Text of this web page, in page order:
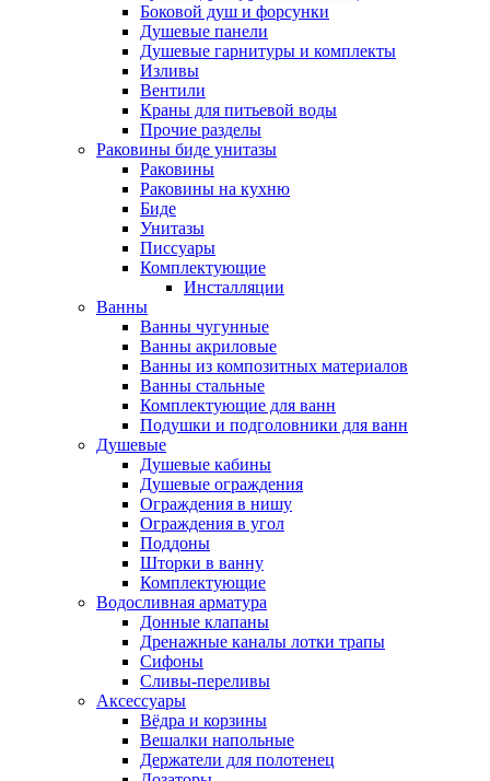
Боковой душ и форсунки
Душевые панели
Душевые гарнитуры и комплекты
Изливы
Вентили
Краны для питьевой воды
Прочие разделы
Раковины биде унитазы
Раковины
Раковины на кухню
Биде
Унитазы
Писсуары
Комплектующие
Инсталляции
Ванны
Ванны чугунные
Ванны акриловые
Ванны из композитных материалов
Ванны стальные
Комплектующие для ванн
Подушки и подголовники для ванн
Душевые
Душевые кабины
Душевые ограждения
Ограждения в нишу
Ограждения в угол
Поддоны
Шторки в ванну
Комплектующие
Водосливная арматура
Донные клапаны
Дренажные каналы лотки трапы
Сифоны
Сливы-переливы
Аксессуары
Вёдра и корзины
Вешалки напольные
Держатели для полотенец